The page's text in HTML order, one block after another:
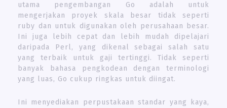
utama pengembangan Go adalah untuk
mengerjakan proyek skala besar tidak seperti
ruby ​​dan untuk digunakan oleh perusahaan besar.
Ini juga lebih cepat dan lebih mudah dipelajari
daripada Perl, yang dikenal sebagai salah satu
yang terbaik untuk gaji tertinggi. Tidak seperti
banyak bahasa pengkodean dengan terminologi
yang luas, Go cukup ringkas untuk diingat.
Ini menyediakan perpustakaan standar yang kaya,